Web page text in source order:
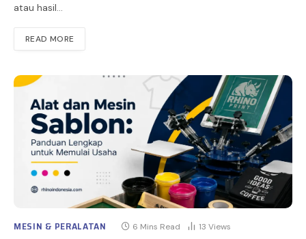
atau hasil…
READ MORE
MESIN & PERALATAN 6 Mins Read 13 Views